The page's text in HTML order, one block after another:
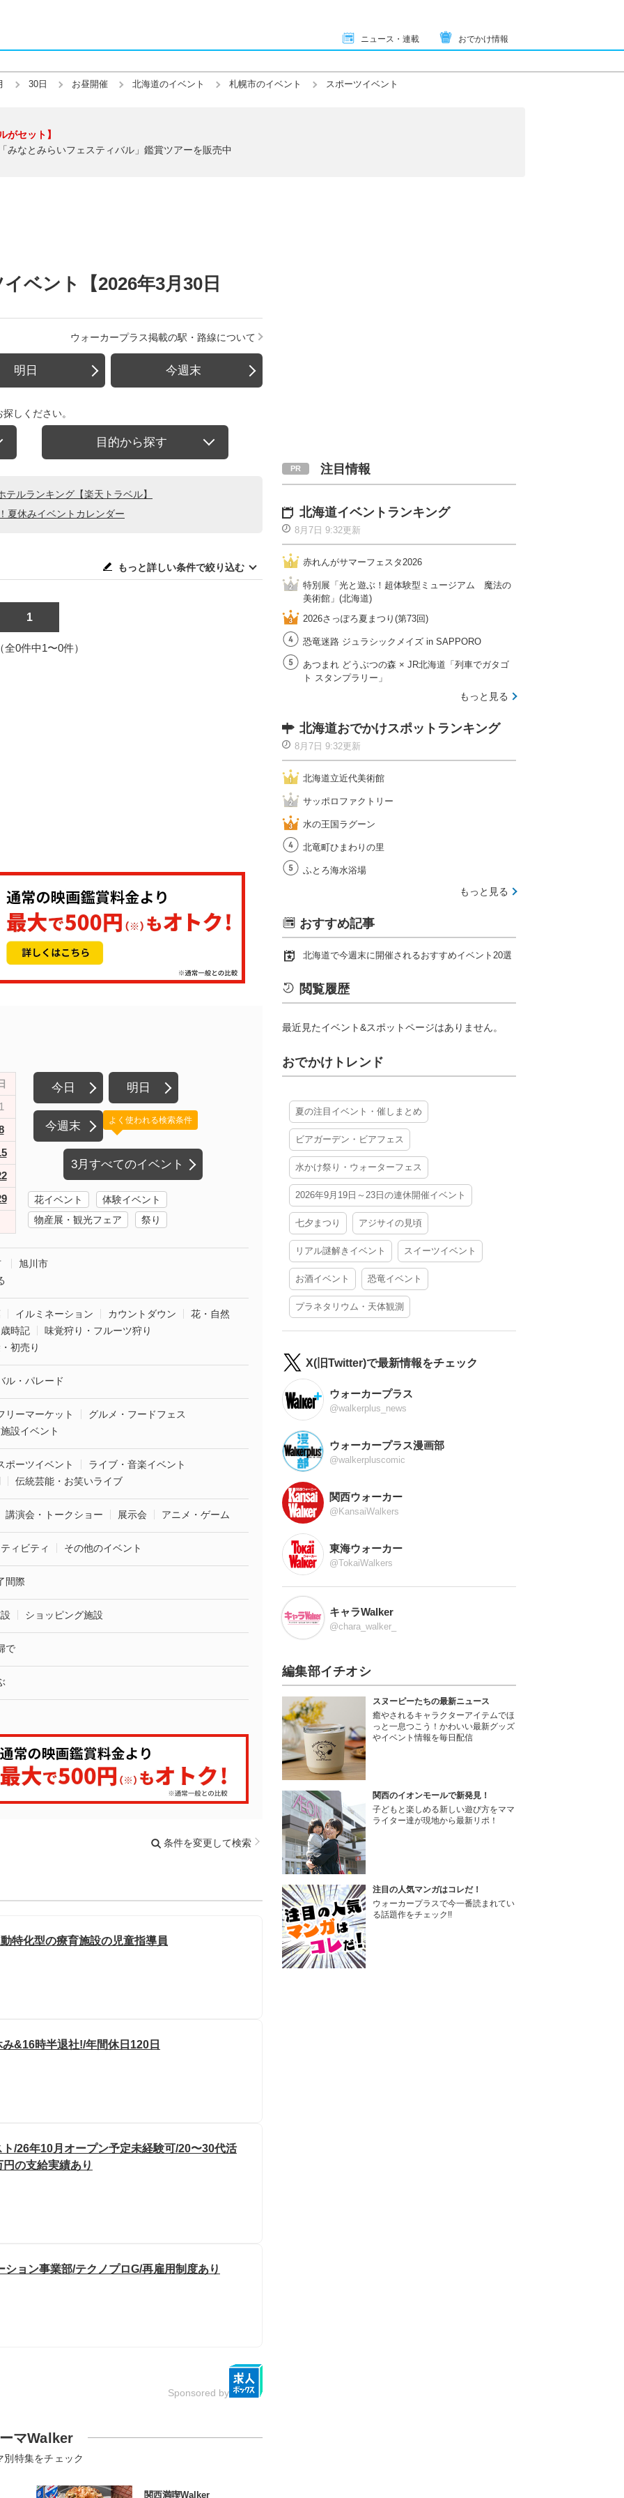
ニュース・連載 おでかけ情報
30日 お昼開催 北海道のイベント 札幌市のイベント スポーツイベント
がセット】
みなとみらいフェスティバル」鑑賞ツアーを販売中
ベント【2026年3月30日
ウォーカープラス掲載の駅・路線について
明日 今週末
しください。
目的から探す
ルランキング【楽天トラベル】
夏休みイベントカレンダー
もっと詳しい条件で絞り込む
1
全0件中1〜0件）
今日 明日
今週末
3月すべてのイベント
よく使われる検索条件
花イベント
体験イベント
物産展・観光フェア
祭り
旭川市
イルミネーション カウントダウン
花・自然
時記
味覚狩り・フルーツ狩り
初売り
ル・パレード
リーマーケット
グルメ・フードフェス
設イベント
ポーツイベント
ライブ・音楽イベント
伝統芸能・お笑いライブ
講演会・トークショー 展示会 アニメ・ゲーム
ィビティ その他のイベント
間際
ショッピング施設
で
条件を変更して検索
特化型の療育施設の児童指導員
&16時半退社!/年間休日120日
/26年10月オープン予定未経験可/20〜30代活
の支給実績あり
ョン事業部/テクノプロG/再雇用制度あり
Sponsored by
マWalker
別特集をチェック
関西満喫Walker
注目情報
北海道イベントランキング
8月7日 9:32更新
赤れんがサマーフェスタ2026
特別展「光と遊ぶ！超体験型ミュージアム 魔法の
美術館」(北海道)
2026さっぽろ夏まつり(第73回)
恐竜迷路 ジュラシックメイズ in SAPPORO
あつまれ どうぶつの森 × JR北海道「列車でガタゴ
ト スタンプラリー」
もっと見る
北海道おでかけスポットランキング
8月7日 9:32更新
北海道立近代美術館
サッポロファクトリー
水の王国ラグーン
北竜町ひまわりの里
ふとろ海水浴場
もっと見る
おすすめ記事
北海道で今週末に開催されるおすすめイベント20選
閲覧履歴
最近見たイベント&スポットページはありません。
おでかけトレンド
夏の注目イベント・催しまとめ
ビアガーデン・ビアフェス
水かけ祭り・ウォーターフェス
2026年9月19日～23日の連休開催イベント
七夕まつり アジサイの見頃
リアル謎解きイベント スイーツイベント
お酒イベント 恐竜イベント
プラネタリウム・天体観測
X(旧Twitter)で最新情報をチェック
ウォーカープラス
@walkerplus_news
ウォーカープラス漫画部
@walkerpluscomic
関西ウォーカー
@KansaiWalkers
東海ウォーカー
@TokaiWalkers
キャラWalker
@chara_walker_
編集部イチオシ
スヌーピーたちの最新ニュース
癒やされるキャラクターアイテムでほ
っと一息つこう！かわいい最新グッズ
やイベント情報を毎日配信
関西のイオンモールで新発見！
子どもと楽しめる新しい遊び方をママ
ライター達が現地から最新リポ！
注目の人気マンガはコレだ！
ウォーカープラスで今一番読まれてい
る話題作をチェック!!